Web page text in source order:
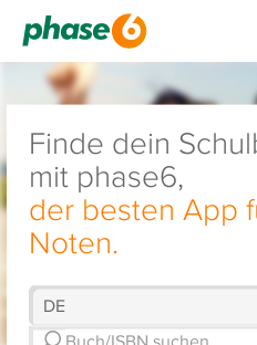
Finde dein
mit phase6,
der besten App
Noten.